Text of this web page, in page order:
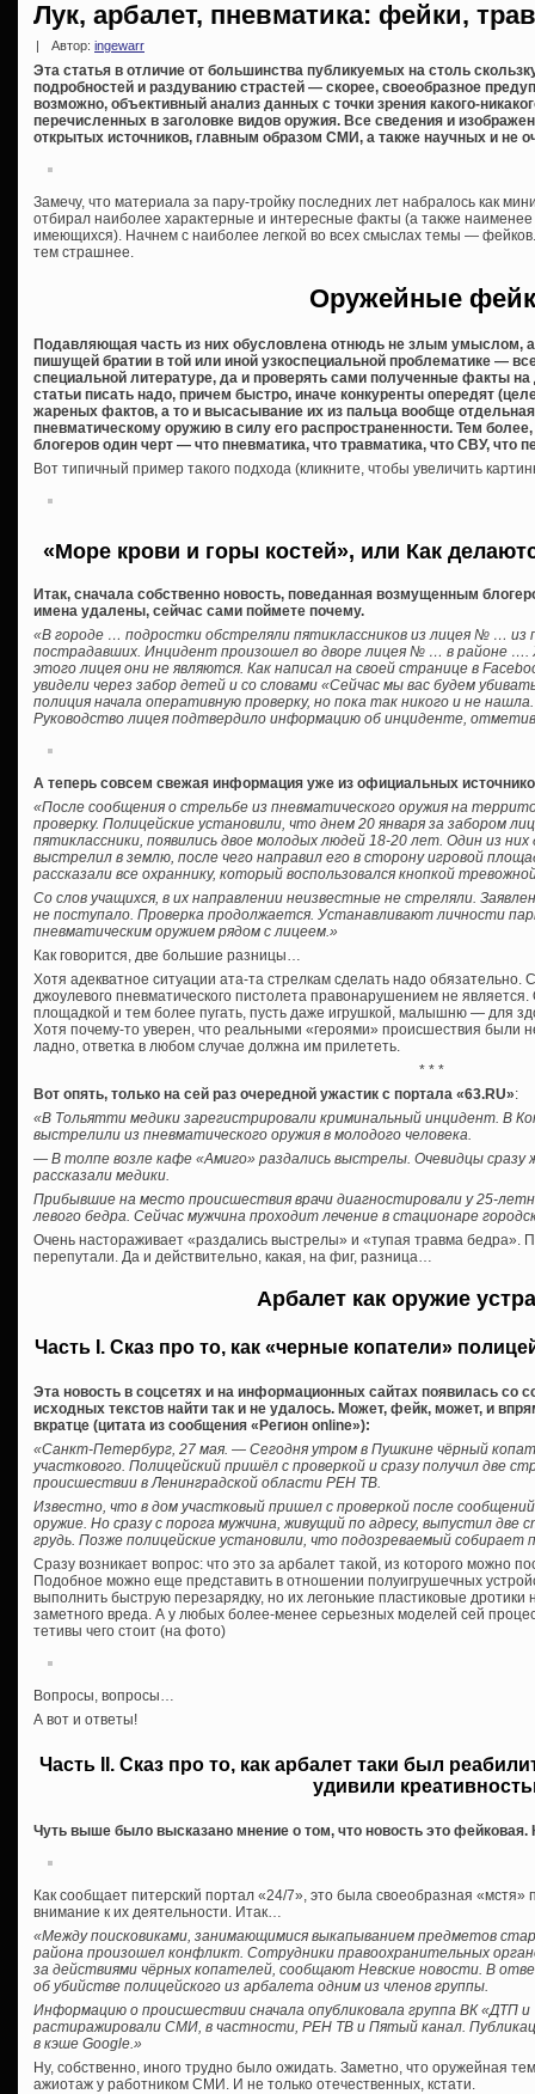
Лук, арбалет, пневматика: фейки,
Автор: ingewarr
Эта статья в отличие от большинства публикуемых на столь
подробностей и раздуванию страстей — скорее, своеобразное
возможно, объективный анализ данных с точки зрения какого-
перечисленных в заголовке видов оружия. Все сведения и
открытых источников, главным образом СМИ, а также научных и не
Замечу, что материала за пару-тройку последних лет набралось как
отбирал наиболее характерные и интересные факты (а также
имеющихся). Начнем с наиболее легкой во всех смыслах темы —
тем страшнее.
Оружейные
Подавляющая часть из них обусловлена отнюдь не злым умыслом,
пишущей братии в той или иной узкоспециальной проблематике —
специальной литературе, да и проверять сами полученные факты на
статьи писать надо, причем быстро, иначе конкуренты опередят
жареных фактов, а то и высасывание их из пальца вообще
пневматическому оружию в силу его распространенности. Тем
блогеров один черт — что пневматика, что травматика, что СВУ, что
Вот типичный пример такого подхода (кликните, чтобы увеличить
«Море крови и горы костей», или Как
Итак, сначала собственно новость, поведанная возмущенным
имена удалены, сейчас сами поймете почему.
«В городе … подростки обстреляли пятиклассников из лицея № … из
пострадавших. Инцидент произошел во дворе лицея № … в районе ….
этого лицея они не являются. Как написал на своей странице в
увидели через забор детей и со словами «Сейчас мы вас будем
полиция начала оперативную проверку, но пока так никого и не нашла.
Руководство лицея подтвердило информацию об инциденте,
А теперь совсем свежая информация уже из официальных
«После сообщения о стрельбе из пневматического оружия на
проверку. Полицейские установили, что днем 20 января за забором
пятиклассники, появились двое молодых людей 18-20 лет. Один из
выстрелил в землю, после чего направил его в сторону игровой
рассказали все охраннику, который воспользовался кнопкой
Со слов учащихся, в их направлении неизвестные не стреляли.
не поступало. Проверка продолжается. Устанавливают личности
пневматическим оружием рядом с лицеем.»
Как говорится, две большие разницы…
Хотя адекватное ситуации ата-та стрелкам сделать надо обязательно.
джоулевого пневматического пистолета правонарушением не
площадкой и тем более пугать, пусть даже игрушкой, малышню — для
Хотя почему-то уверен, что реальными «героями» происшествия были
ладно, ответка в любом случае должна им прилететь.
* * *
Вот опять, только на сей раз очередной ужастик с портала «63.RU»:
«В Тольятти медики зарегистрировали криминальный инцидент. В
выстрелили из пневматического оружия в молодого человека.
— В толпе возле кафе «Амиго» раздались выстрелы. Очевидцы
рассказали медики.
Прибывшие на место происшествия врачи диагностировали у 25-
левого бедра. Сейчас мужчина проходит лечение в стационаре
Очень настораживает «раздались выстрелы» и «тупая травма бедра».
перепутали. Да и действительно, какая, на фиг, разница…
Арбалет как оружие
Часть I. Сказ про то, как «черные копатели»
Эта новость в соцсетях и на информационных сайтах появилась со
исходных текстов найти так и не удалось. Может, фейк, может, и
вкратце (цитата из сообщения «Регион online»):
«Санкт-Петербург, 27 мая. — Сегодня утром в Пушкине чёрный
участкового. Полицейский пришёл с проверкой и сразу получил две
происшествии в Ленинградской области РЕН ТВ.
Известно, что в дом участковый пришел с проверкой после
оружие. Но сразу с порога мужчина, живущий по адресу, выпустил
грудь. Позже полицейские установили, что подозреваемый
Сразу возникает вопрос: что это за арбалет такой, из которого можно
Подобное можно еще представить в отношении полуигрушечных
выполнить быструю перезарядку, но их легонькие пластиковые дротики
заметного вреда. А у любых более-менее серьезных моделей сей
тетивы чего стоит (на фото)
Вопросы, вопросы…
А вот и ответы!
Часть II. Сказ про то, как арбалет таки был
удивили
Чуть выше было высказано мнение о том, что новость это фейковая.
Как сообщает питерский портал «24/7», это была своеобразная «мстя»
внимание к их деятельности. Итак…
«Между поисковиками, занимающимися выкапыванием предметов
района произошел конфликт. Сотрудники правоохранительных
за действиями чёрных копателей, сообщают Невские новости. В
об убийстве полицейского из арбалета одним из членов группы.
Информацию о происшествии сначала опубликовала группа ВК «ДТП
растиражировали СМИ, в частности, РЕН ТВ и Пятый канал.
в кэше Google.»
Ну, собственно, иного трудно было ожидать. Заметно, что оружейная
ажиотаж у работником СМИ. И не только отечественных, кстати.